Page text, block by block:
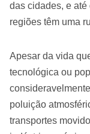
das cidades, e
regiões têm uma
Apesar da vida
tecnológica ou
poluição
transportes